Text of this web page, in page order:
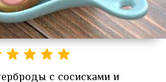
с сосисками и